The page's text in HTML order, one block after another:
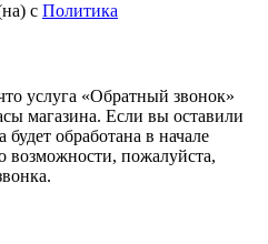
с Политика
услуга «Обратный звонок»
магазина. Если вы оставили
будет обработана в начале
возможности, пожалуйста,